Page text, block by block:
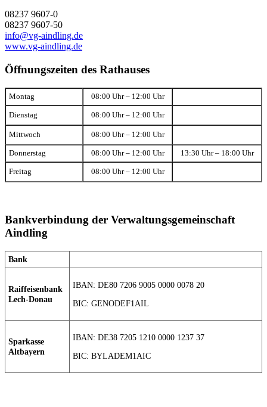
08237 9607-0
08237 9607-50
info@vg-aindling.de
www.vg-aindling.de
Öffnungszeiten des Rathauses
Montag 08:00 Uhr – 12:00 Uhr
Dienstag 08:00 Uhr – 12:00 Uhr
Mittwoch 08:00 Uhr – 12:00 Uhr
Donnerstag 08:00 Uhr – 12:00 Uhr 13:30 Uhr – 18:00 Uhr
Freitag 08:00 Uhr – 12:00 Uhr
Bankverbindung der Verwaltungsgemeinschaft
Aindling
Bank
Raiffeisenbank
Lech-Donau
IBAN: DE80 7206 9005 0000 0078 20
BIC: GENODEF1AIL
Sparkasse
Altbayern
IBAN: DE38 7205 1210 0000 1237 37
BIC: BYLADEM1AIC